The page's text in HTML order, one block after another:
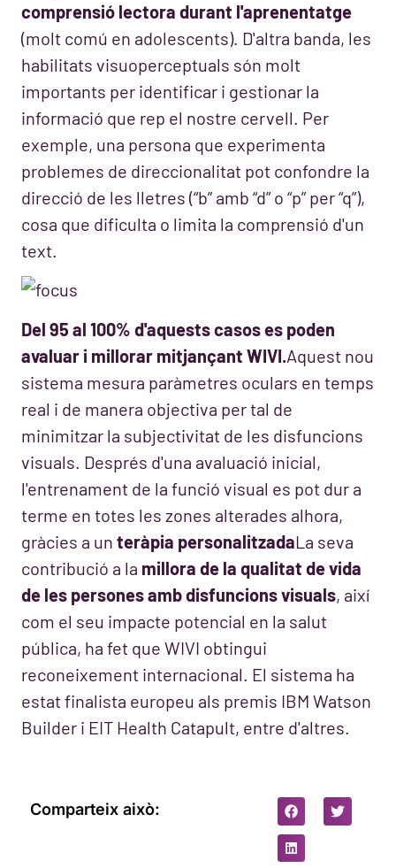
comprensió lectora durant l'aprenentatge
(molt comú en adolescents). D'altra banda, les
habilitats visuoperceptuals són molt
importants per identificar i gestionar la
informació que rep el nostre cervell. Per
exemple, una persona que experimenta
problemes de direccionalitat pot confondre la
direcció de les lletres (“b” amb “d” o “p” per “q”),
cosa que dificulta o limita la comprensió d'un
text.
Del 95 al 100% d'aquests casos es poden
avaluar i millorar mitjançant WIVI.Aquest nou
sistema mesura paràmetres oculars en temps
real i de manera objectiva per tal de
minimitzar la subjectivitat de les disfuncions
visuals. Després d'una avaluació inicial,
l'entrenament de la funció visual es pot dur a
terme en totes les zones alterades alhora,
gràcies a un teràpia personalitzadaLa seva
contribució a la millora de la qualitat de vida
de les persones amb disfuncions visuals, així
com el seu impacte potencial en la salut
pública, ha fet que WIVI obtingui
reconeixement internacional. El sistema ha
estat finalista europeu als premis IBM Watson
Builder i EIT Health Catapult, entre d'altres.
Comparteix això: